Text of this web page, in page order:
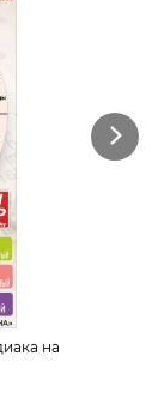
Next
на